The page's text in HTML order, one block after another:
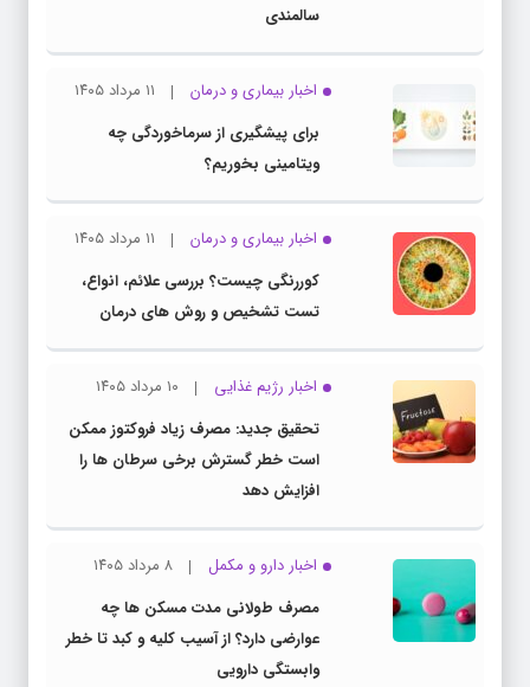
سالمندی
اخبار بیماری و درمان
۱۱ مرداد ۱۴۰۵
برای پیشگیری از سرماخوردگی چه
ویتامینی بخوریم؟
اخبار بیماری و درمان
۱۱ مرداد ۱۴۰۵
کوررنگی چیست؟ بررسی علائم، انواع،
تست تشخیص و روش های درمان
اخبار رژیم غذایی
۱۰ مرداد ۱۴۰۵
تحقیق جدید: مصرف زیاد فروکتوز ممکن
است خطر گسترش برخی سرطان ها را
افزایش دهد
اخبار دارو و مکمل
۸ مرداد ۱۴۰۵
مصرف طولانی مدت مسکن ها چه
عوارضی دارد؟ از آسیب کلیه و کبد تا خطر
وابستگی دارویی